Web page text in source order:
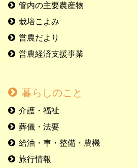
管内の主要農産物
栽培こよみ
営農だより
営農経済支援事業
暮らしのこと
介護・福祉
葬儀・法要
給油・車・整備・農機
旅行情報